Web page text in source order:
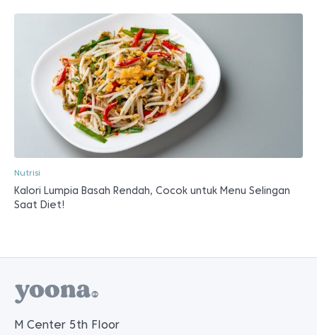
Nutrisi
Kalori Lumpia Basah Rendah, Cocok untuk Menu Selingan
Saat Diet!
M Center 5th Floor